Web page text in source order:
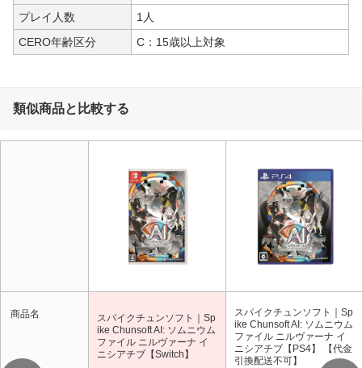
プレイ人数
1人
CERO年齢区分
C：15歳以上対象
類似商品と比較する
商品名
スパイクチュンソフト｜Sp
ike Chunsoft AI: ソムニウム
ファイル ニルヴァーナ イ
ニシアチブ【Switch】
スパイクチュンソフト｜Sp
ike Chunsoft AI: ソムニウム
ファイル ニルヴァーナ イ
ニシアチブ【PS4】 【代金
引換配送不可】